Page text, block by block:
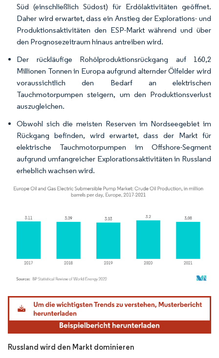
Süd (einschließlich Südost) für Erdölaktivitäten geöffnet.
Daher wird erwartet, dass ein Anstieg der Explorations- und
Produktionsaktivitäten den ESP-Markt während und über
den Prognosezeitraum hinaus antreiben wird.
Der rückläufige Rohölproduktionsrückgang auf 160,2
Millionen Tonnen in Europa aufgrund alternder Ölfelder wird
voraussichtlich den Bedarf an elektrischen
Tauchmotorpumpen steigern, um den Produktionsverlust
auszugleichen.
Obwohl sich die meisten Reserven im Nordseegebiet im
Rückgang befinden, wird erwartet, dass der Markt für
elektrische Tauchmotorpumpen im Offshore-Segment
aufgrund umfangreicher Explorationsaktivitäten in Russland
erheblich wachsen wird.
Bild © Mordor Intelligence. Wiederverwendung erfordert Namensnennung gemäß
Russland wird den Markt dominieren